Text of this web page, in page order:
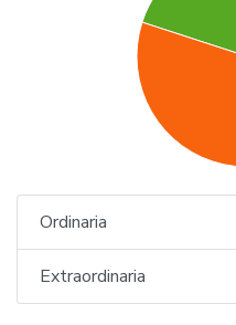
Ordinaria
Extraordinaria